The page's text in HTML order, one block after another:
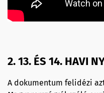
2. 13. ÉS 14. HAVI
A dokumentum felidézi